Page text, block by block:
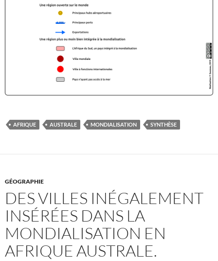
AFRIQUE AUSTRALE MONDIALISATION SYNTHÈSE
GÉOGRAPHIE
DES VILLES INÉGALEMENT
INSÉRÉES DANS LA
MONDIALISATION EN
AFRIQUE AUSTRALE.